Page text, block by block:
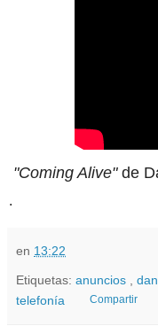
"Coming Alive"de
.
en 13:22
Etiquetas: anuncios
telefonía
Compartir